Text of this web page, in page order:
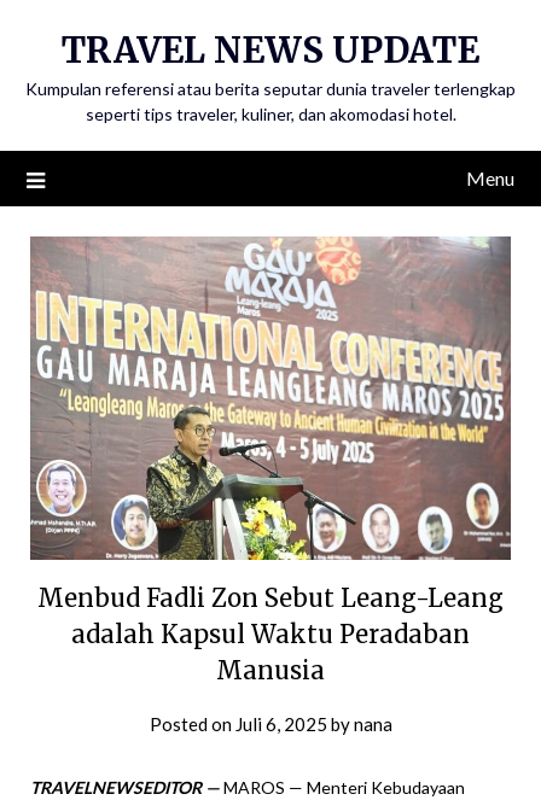
TRAVEL NEWS UPDATE
Kumpulan referensi atau berita seputar dunia traveler terlengkap
seperti tips traveler, kuliner, dan akomodasi hotel.
Menu
Menbud Fadli Zon Sebut Leang-Leang
adalah Kapsul Waktu Peradaban
Manusia
Posted on Juli 6, 2025 bynana
TRAVELNEWSEDITOR —MAROS — Menteri Kebudayaan